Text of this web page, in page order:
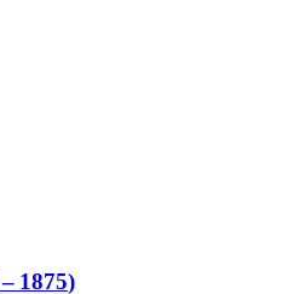
– 1875)